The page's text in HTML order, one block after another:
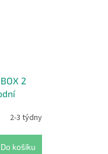
2
2-3 týdny
Do košíku